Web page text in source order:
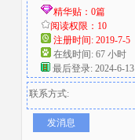
精华贴：0篇
阅读权限：10
注册时间: 2019-7-5
在线时间: 67 小时
最后登录: 2024-6-13
联系方式:
发消息